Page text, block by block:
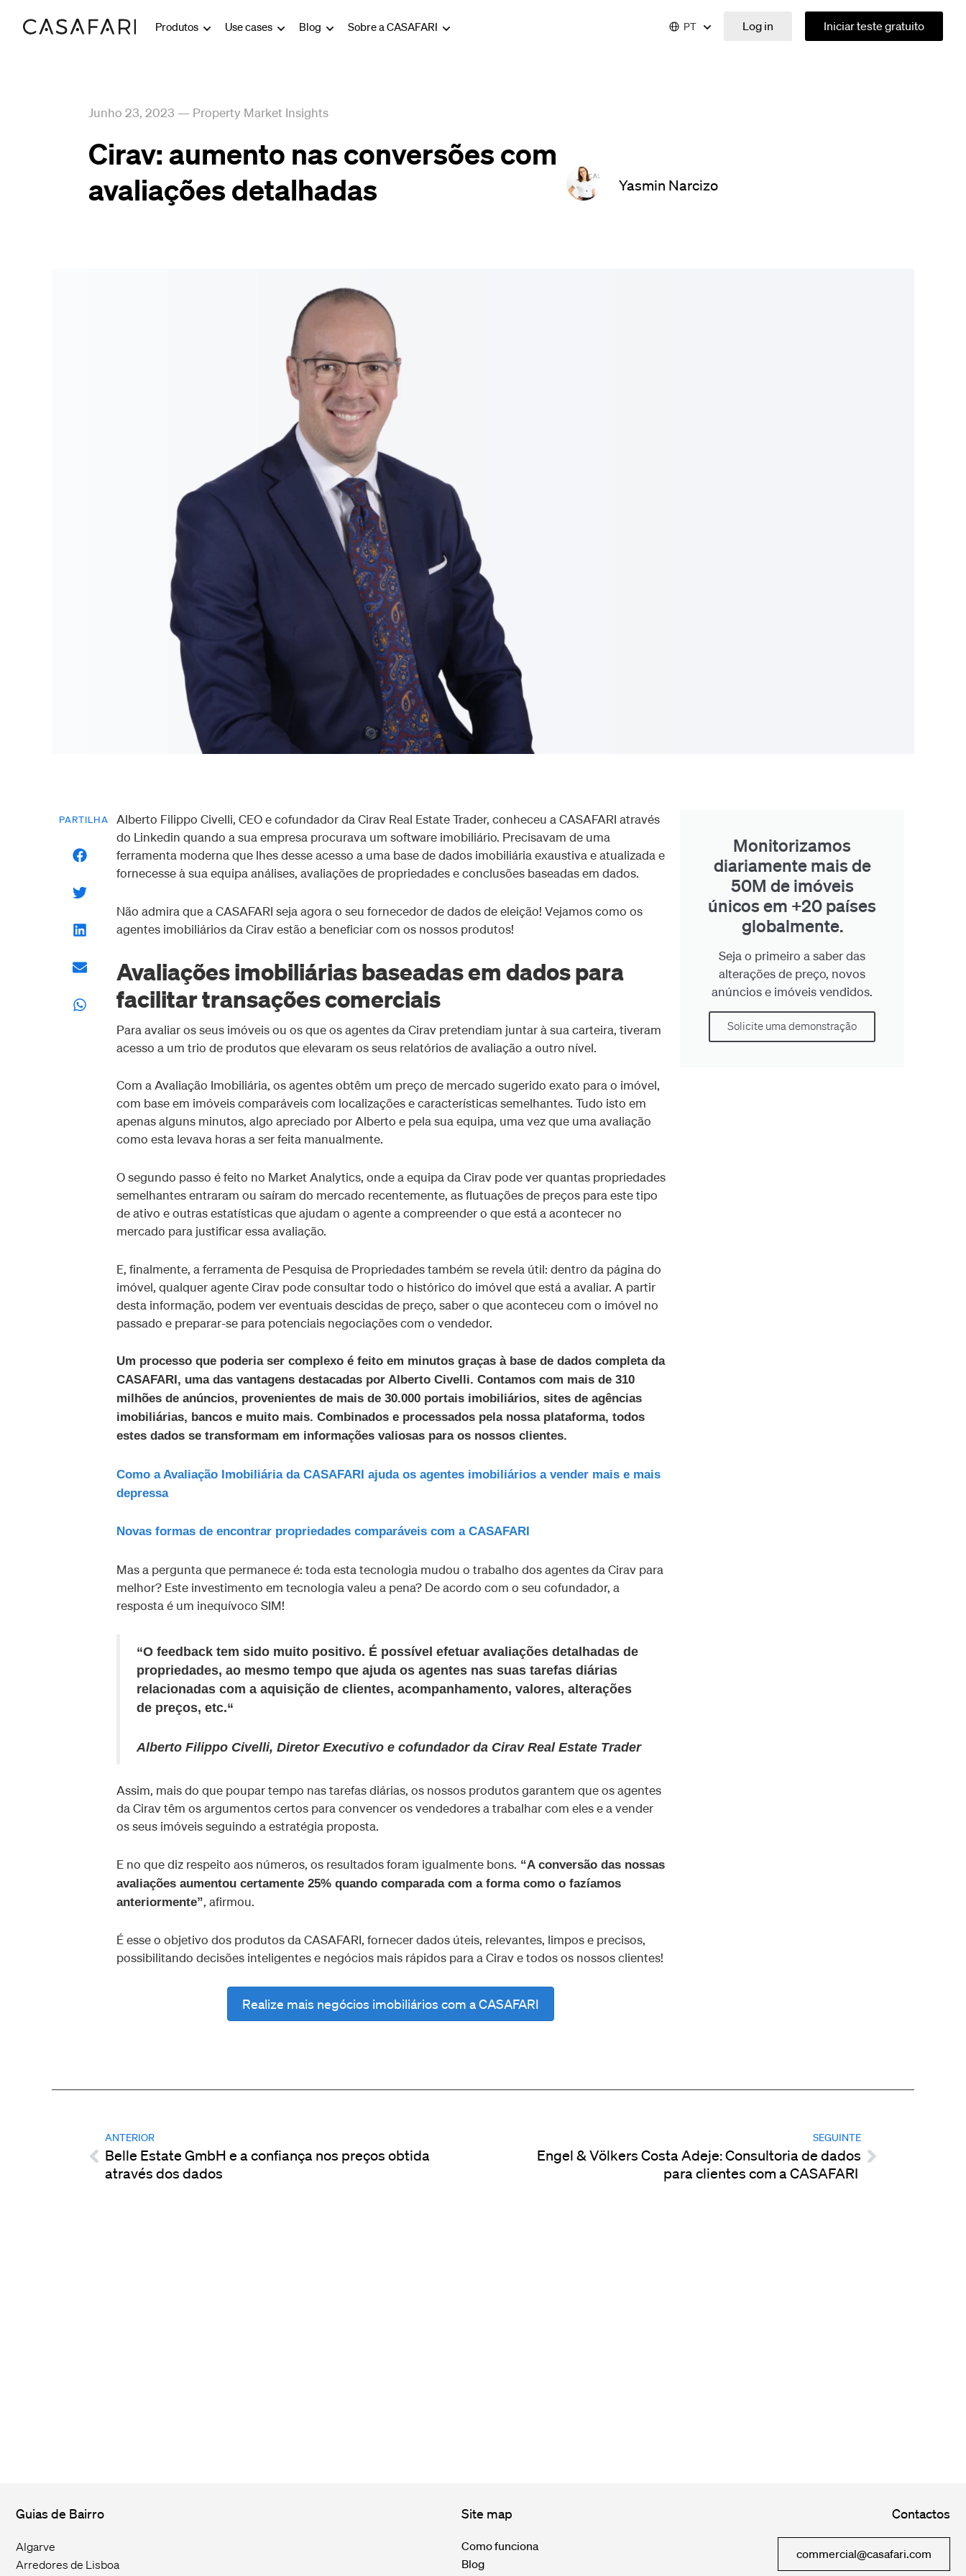
Produtos Use cases Blog Sobre a CASAFARI PT Log in Iniciar teste gratuito
Junho 23, 2023 — Property Market Insights
Cirav: aumento nas conversões com
avaliações detalhadas
Yasmin Narcizo
PARTILHA
Alberto Filippo Civelli, CEO e cofundador da Cirav Real Estate Trader, conheceu a CASAFARI através
do Linkedin quando a sua empresa procurava um software imobiliário. Precisavam de uma
ferramenta moderna que lhes desse acesso a uma base de dados imobiliária exaustiva e atualizada e
fornecesse à sua equipa análises, avaliações de propriedades e conclusões baseadas em dados.
Não admira que a CASAFARI seja agora o seu fornecedor de dados de eleição! Vejamos como os
agentes imobiliários da Cirav estão a beneficiar com os nossos produtos!
Avaliações imobiliárias baseadas em dados para
facilitar transações comerciais
Para avaliar os seus imóveis ou os que os agentes da Cirav pretendiam juntar à sua carteira, tiveram
acesso a um trio de produtos que elevaram os seus relatórios de avaliação a outro nível.
Com a Avaliação Imobiliária, os agentes obtêm um preço de mercado sugerido exato para o imóvel,
com base em imóveis comparáveis com localizações e características semelhantes. Tudo isto em
apenas alguns minutos, algo apreciado por Alberto e pela sua equipa, uma vez que uma avaliação
como esta levava horas a ser feita manualmente.
O segundo passo é feito no Market Analytics, onde a equipa da Cirav pode ver quantas propriedades
semelhantes entraram ou saíram do mercado recentemente, as flutuações de preços para este tipo
de ativo e outras estatísticas que ajudam o agente a compreender o que está a acontecer no
mercado para justificar essa avaliação.
E, finalmente, a ferramenta de Pesquisa de Propriedades também se revela útil: dentro da página do
imóvel, qualquer agente Cirav pode consultar todo o histórico do imóvel que está a avaliar. A partir
desta informação, podem ver eventuais descidas de preço, saber o que aconteceu com o imóvel no
passado e preparar-se para potenciais negociações com o vendedor.
Um processo que poderia ser complexo é feito em minutos graças à base de dados completa da
CASAFARI, uma das vantagens destacadas por Alberto Civelli. Contamos com mais de 310
milhões de anúncios, provenientes de mais de 30.000 portais imobiliários, sites de agências
imobiliárias, bancos e muito mais. Combinados e processados pela nossa plataforma, todos
estes dados se transformam em informações valiosas para os nossos clientes.
Como a Avaliação Imobiliária da CASAFARI ajuda os agentes imobiliários a vender mais e mais
depressa
Novas formas de encontrar propriedades comparáveis com a CASAFARI
Mas a pergunta que permanece é: toda esta tecnologia mudou o trabalho dos agentes da Cirav para
melhor? Este investimento em tecnologia valeu a pena? De acordo com o seu cofundador, a
resposta é um inequívoco SIM!
“O feedback tem sido muito positivo. É possível efetuar avaliações detalhadas de
propriedades, ao mesmo tempo que ajuda os agentes nas suas tarefas diárias
relacionadas com a aquisição de clientes, acompanhamento, valores, alterações
de preços, etc.“
Alberto Filippo Civelli, Diretor Executivo e cofundador da Cirav Real Estate Trader
Assim, mais do que poupar tempo nas tarefas diárias, os nossos produtos garantem que os agentes
da Cirav têm os argumentos certos para convencer os vendedores a trabalhar com eles e a vender
os seus imóveis seguindo a estratégia proposta.
E no que diz respeito aos números, os resultados foram igualmente bons. “A conversão das nossas
avaliações aumentou certamente 25% quando comparada com a forma como o fazíamos
anteriormente”, afirmou.
É esse o objetivo dos produtos da CASAFARI, fornecer dados úteis, relevantes, limpos e precisos,
possibilitando decisões inteligentes e negócios mais rápidos para a Cirav e todos os nossos clientes!
Realize mais negócios imobiliários com a CASAFARI
Monitorizamos
diariamente mais de
50M de imóveis
únicos em +20 países
globalmente.
Seja o primeiro a saber das
alterações de preço, novos
anúncios e imóveis vendidos.
Solicite uma demonstração
ANTERIOR
Belle Estate GmbH e a confiança nos preços obtida
através dos dados
SEGUINTE
Engel & Völkers Costa Adeje: Consultoria de dados
para clientes com a CASAFARI
Guias de Bairro
Algarve
Arredores de Lisboa
Site map
Como funciona
Blog
Contactos
commercial@casafari.com